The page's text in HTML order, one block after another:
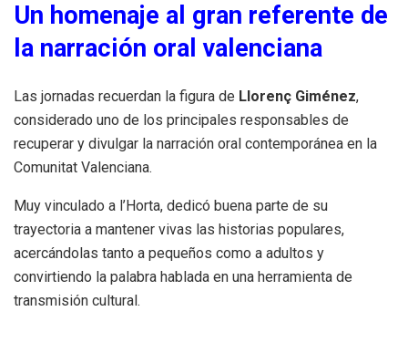
Un homenaje al gran referente de
la narración oral valenciana
Las jornadas recuerdan la figura de Llorenç Giménez,
considerado uno de los principales responsables de
recuperar y divulgar la narración oral contemporánea en la
Comunitat Valenciana.
Muy vinculado a l’Horta, dedicó buena parte de su
trayectoria a mantener vivas las historias populares,
acercándolas tanto a pequeños como a adultos y
convirtiendo la palabra hablada en una herramienta de
transmisión cultural.